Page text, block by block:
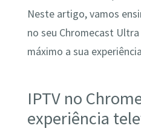
Neste artigo, vamos
no seu Chromecast
máximo a sua
IPTV no
experiência